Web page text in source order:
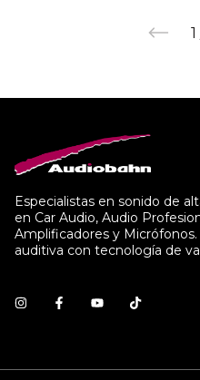
1
Especialistas en sonido de
en Car Audio, Audio
Amplificadores y
auditiva con tecnología de